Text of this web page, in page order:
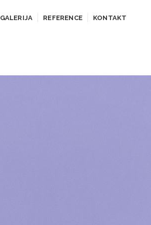
GALERIJA REFERENCE KONTAKT